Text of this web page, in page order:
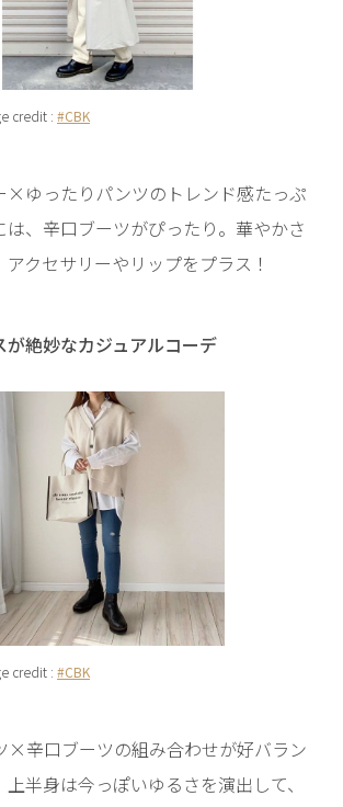
credit : #CBK
×ゆったりパンツのトレンド感たっぷ
は、辛口ブーツがぴったり。華やかさ
クセサリーやリップをプラス！
が絶妙なカジュアルコーデ
credit : #CBK
×辛口ブーツの組み合わせが好バラン
半身は今っぽいゆるさを演出して、